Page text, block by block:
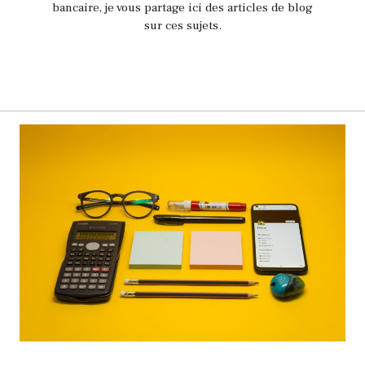
bancaire, je vous partage ici des articles de blog
sur ces sujets.